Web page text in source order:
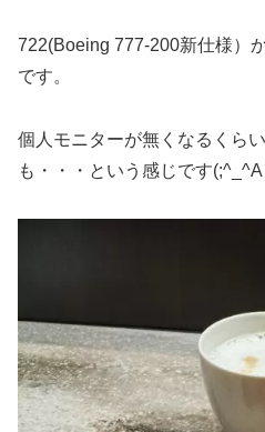
722(Boeing 777-200新仕様）
です。
個人モニターが無くなるくら
も・・・という感じです(;^_^A